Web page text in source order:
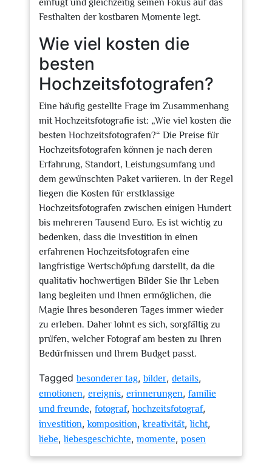
einfügt und gleichzeitig seinen Fokus auf das
Festhalten der kostbaren Momente legt.
Wie viel kosten die
besten
Hochzeitsfotografen?
Eine häufig gestellte Frage im Zusammenhang
mit Hochzeitsfotografie ist: „Wie viel kosten die
besten Hochzeitsfotografen?“ Die Preise für
Hochzeitsfotografen können je nach deren
Erfahrung, Standort, Leistungsumfang und
dem gewünschten Paket variieren. In der Regel
liegen die Kosten für erstklassige
Hochzeitsfotografen zwischen einigen Hundert
bis mehreren Tausend Euro. Es ist wichtig zu
bedenken, dass die Investition in einen
erfahrenen Hochzeitsfotografen eine
langfristige Wertschöpfung darstellt, da die
qualitativ hochwertigen Bilder Sie Ihr Leben
lang begleiten und Ihnen ermöglichen, die
Magie Ihres besonderen Tages immer wieder
zu erleben. Daher lohnt es sich, sorgfältig zu
prüfen, welcher Fotograf am besten zu Ihren
Bedürfnissen und Ihrem Budget passt.
Taggedbesonderer tag,bilder, details,
emotionen, ereignis, erinnerungen, familie
und freunde, fotograf,hochzeitsfotograf,
investition,komposition,kreativität,licht,
liebe,liebesgeschichte, momente, posen